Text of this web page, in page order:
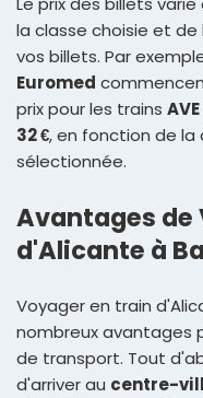
la classe choisie et
vos billets. Par
Euromed
prix pour les trains AVE
32 €, en fonction de la
sélectionnée.
Avantages de
d'Alicante à
Voyager en train
nombreux avantages
de transport. Tout
d'arriver au centre-